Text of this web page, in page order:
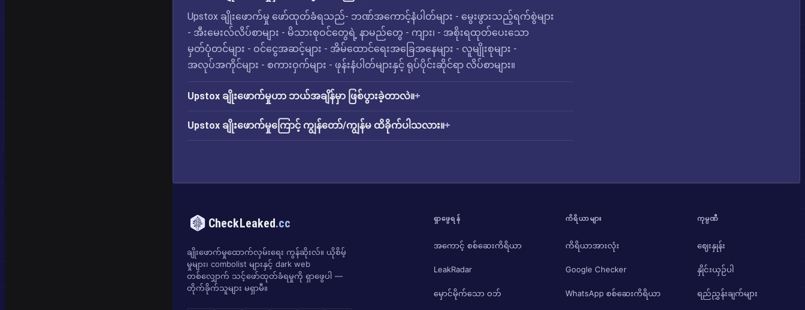
Upstox ချိုးဖောက်မှု ဖော်ထုတ်ခံရသည်- ဘဏ်အကောင့်နံပါတ်များ - မွေးဖွားသည့်ရက်စွဲများ
- အီးမေးလ်လိပ်စာများ - မိသားစုဝင်တွေရဲ့ နာမည်တွေ - ကျား၊ - အစိုးရထုတ်ပေးသော
မှတ်ပုံတင်များ - ဝင်ငွေအဆင့်များ - အိမ်ထောင်ရေးအခြေအနေများ - လူမျိုးစုများ -
အလုပ်အကိုင်များ - စကားဝှက်များ - ဖုန်းနံပါတ်များနှင့် ရုပ်ပိုင်းဆိုင်ရာ လိပ်စာများ။
Upstox ချိုးဖောက်မှုဟာ ဘယ်အချိန်မှာ ဖြစ်ပွားခဲ့တာလဲ။
Upstox ချိုးဖောက်မှုကြောင့် ကျွန်တော်/ကျွန်မ ထိခိုက်ပါသလား။
CheckLeaked.cc
ချိုးဖောက်မှုထောက်လှမ်းရေး ကွန်ဆိုးလ်။ ယိုစိမ့်
မှုများ၊ combolist များနှင့် dark web
တစ်လျှောက် သင့်ဖော်ထုတ်ခံရမှုကို ရှာဖွေပါ —
တိုက်ခိုက်သူများ မရှာမီ။
ရှာဖွေရန်
အကောင့် စစ်ဆေးကိရိယာ
LeakRadar
မှောင်မိုက်သော ဝဘ်
ကိရိယာများ
ကိရိယာအားလုံး
Google Checker
WhatsApp စစ်ဆေးကိရိယာ
ကုမ္ပဏီ
ဈေးနှုန်း
နှိုင်းယှဉ်ပါ
ရည်ညွှန်းချက်များ